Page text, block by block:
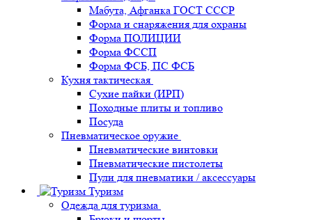
Мабута, Афганка ГОСТ СССР
Форма и снаряжения для охраны
Форма ПОЛИЦИИ
Форма ФССП
Форма ФСБ, ПС ФСБ
Кухня тактическая
Сухие пайки (ИРП)
Походные плиты и топливо
Посуда
Пневматическое оружие
Пневматические винтовки
Пневматические пистолеты
Пули для пневматики / аксессуары
Туризм
Одежда для туризма